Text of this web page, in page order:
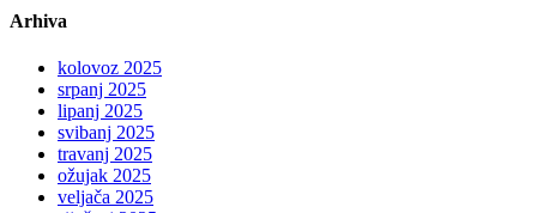
Arhiva
kolovoz 2025
srpanj 2025
lipanj 2025
svibanj 2025
travanj 2025
ožujak 2025
veljača 2025